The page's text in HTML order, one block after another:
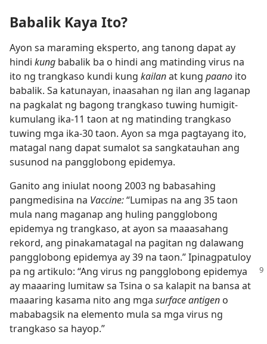
Babalik Kaya Ito?
Ayon sa maraming eksperto, ang tanong dapat ay
hindi kung babalik ba o hindi ang matinding virus na
ito ng trangkaso kundi kung kailanat kung paano ito
babalik. Sa katunayan, inaasahan ng ilan ang laganap
na pagkalat ng bagong trangkaso tuwing humigit-
kumulang ika-11 taon at ng matinding trangkaso
tuwing mga ika-30 taon. Ayon sa mga pagtayang ito,
matagal nang dapat sumalot sa sangkatauhan ang
susunod na pangglobong epidemya.
Ganito ang iniulat noong 2003 ng babasahing
pangmedisina na Vaccine:“Lumipas na ang 35 taon
mula nang maganap ang huling pangglobong
epidemya ng trangkaso, at ayon sa maaasahang
rekord, ang pinakamatagal na pagitan ng dalawang
pangglobong epidemya ay 39 na taon.” Ipinagpatuloy
pa ng artikulo: “Ang virus ng pangglobong epidemya
ay maaaring lumitaw sa Tsina o sa kalapit na bansa at
maaaring kasama nito ang mga surface antigen o
mababagsik na elemento mula sa mga virus ng
trangkaso sa hayop.”